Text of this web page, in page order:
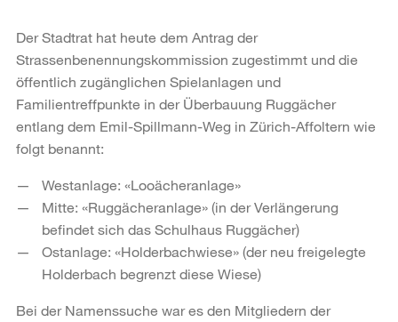
Der Stadtrat hat heute dem Antrag der
Strassenbenennungskommission zugestimmt und die
öffentlich zugänglichen Spielanlagen und
Familientreffpunkte in der Überbauung Ruggächer
entlang dem Emil-Spillmann-Weg in Zürich-Affoltern wie
folgt benannt:
Westanlage: «Looächeranlage»
Mitte: «Ruggächeranlage» (in der Verlängerung
befindet sich das Schulhaus Ruggächer)
Ostanlage: «Holderbachwiese» (der neu freigelegte
Holderbach begrenzt diese Wiese)
Bei der Namenssuche war es den Mitgliedern der